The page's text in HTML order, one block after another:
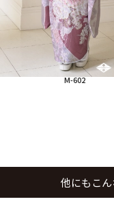
M-602
他にもこ